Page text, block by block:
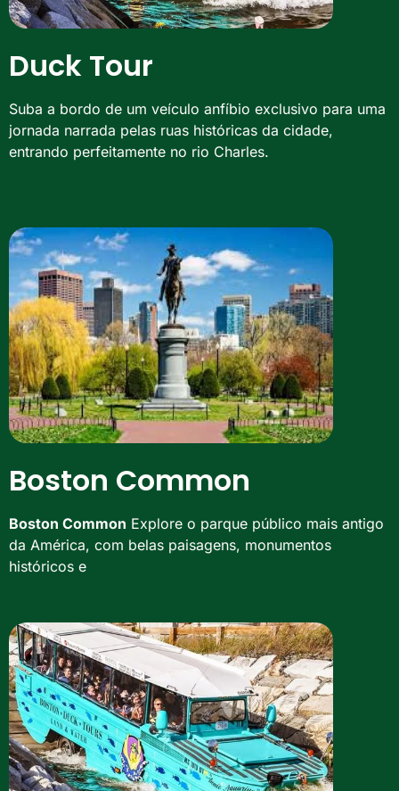
Duck Tour
Suba a bordo de um veículo anfíbio exclusivo para uma
jornada narrada pelas ruas históricas da cidade,
entrando perfeitamente no rio Charles.
Boston Common
Boston Common Explore o parque público mais antigo
da América, com belas paisagens, monumentos
históricos e